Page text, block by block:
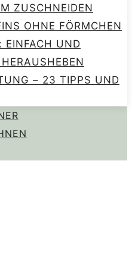
ZUSCHNEIDEN
OHNE FÖRMCHEN
EINFACH UND
– 23 TIPPS UND